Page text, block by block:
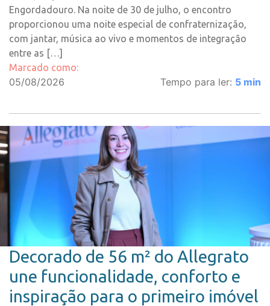
Engordadouro. Na noite de 30 de julho, o encontro
proporcionou uma noite especial de confraternização,
com jantar, música ao vivo e momentos de integração
entre as […]
Marcado como:
05/08/2026 Tempo para ler: 5 min
Decorado de 56 m² do Allegrato
une funcionalidade, conforto e
inspiração para o primeiro imóvel